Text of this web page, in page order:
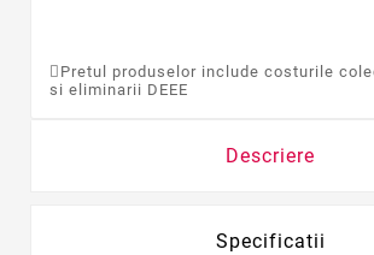
Pretul produselor include costurile
si eliminarii DEEE
Descriere
Specificatii